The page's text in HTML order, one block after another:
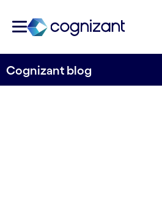
Cognizant blog